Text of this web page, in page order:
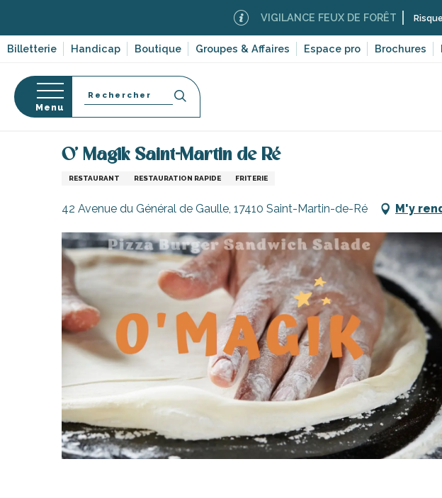
contenu
Billetterie Handicap Boutique Groupes & Affaires Espace pro Brochures
VIGILANCE FEUX DE FORÊT Risque
Clément-
Menu
Recherche
Accueil
O' Magik Saint-Martin de Ré
RESTAURANT RESTAURATION RAPIDE FRITERIE
42 Avenue du Général de Gaulle, 17410 Saint-Martin-de-Ré M'y